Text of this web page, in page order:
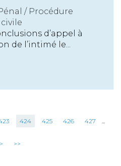
/ Procédure
d’appel à
de l’intimé le...
424 425 426 427 ...
> >>